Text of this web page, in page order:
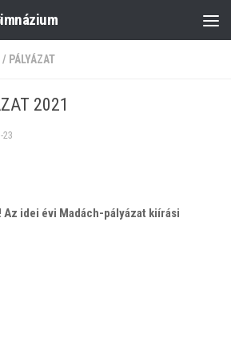
/ PÁLYÁZAT
2021
23
Az idei évi Madách-pályázat kiírási